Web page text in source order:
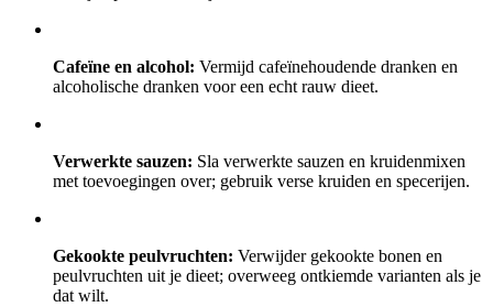
Cafeïne en alcohol: Vermijd cafeïnehoudende dranken en
alcoholische dranken voor een echt rauw dieet.
Verwerkte sauzen: Sla verwerkte sauzen en kruidenmixen
met toevoegingen over; gebruik verse kruiden en specerijen.
Gekookte peulvruchten: Verwijder gekookte bonen en
peulvruchten uit je dieet; overweeg ontkiemde varianten als je
dat wilt.